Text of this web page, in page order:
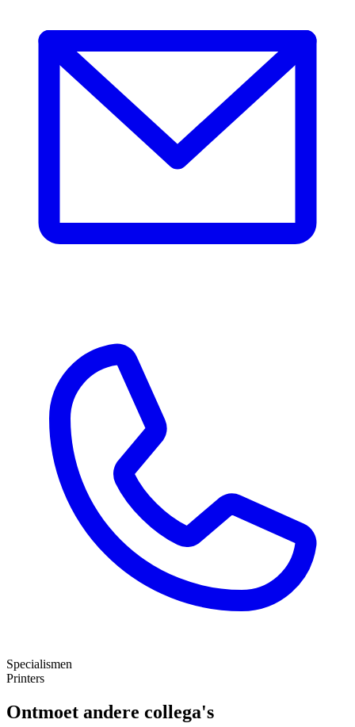
Specialismen
Printers
Ontmoet andere collega's